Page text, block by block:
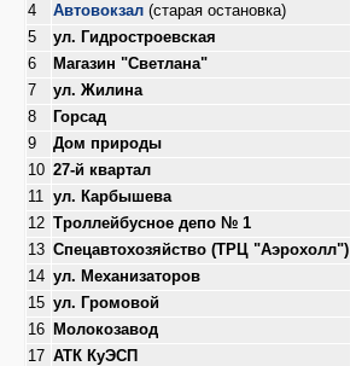
4
Автовокзал (старая остановка)
5
ул. Гидростроевская
6
Магазин "Светлана"
7
ул. Жилина
8
Горсад
9
Дом природы
10 27-й квартал
11
ул. Карбышева
12 Троллейбусное депо № 1
13 Спецавтохозяйство (ТРЦ "Аэрохолл")
14 ул. Механизаторов
15 ул. Громовой
16
Молокозавод
17 АТК КуЭСП